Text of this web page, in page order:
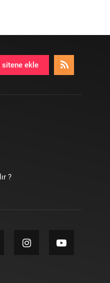
sitene ekle
?